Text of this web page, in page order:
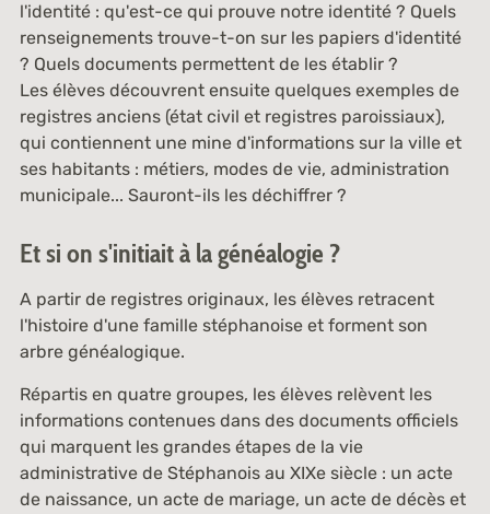
l'identité : qu'est-ce qui prouve notre identité ? Quels
renseignements trouve-t-on sur les papiers d'identité
? Quels documents permettent de les établir ?
Les élèves découvrent ensuite quelques exemples de
registres anciens (état civil et registres paroissiaux),
qui contiennent une mine d'informations sur la ville et
ses habitants : métiers, modes de vie, administration
municipale... Sauront-ils les déchiffrer ?
Et si on s'initiait à la généalogie ?
A partir de registres originaux, les élèves retracent
l'histoire d'une famille stéphanoise et forment son
arbre généalogique.
Répartis en quatre groupes, les élèves relèvent les
informations contenues dans des documents officiels
qui marquent les grandes étapes de la vie
administrative de Stéphanois au XIXe siècle : un acte
de naissance, un acte de mariage, un acte de décès et